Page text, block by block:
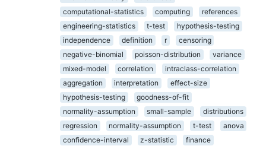
computational-statistics
computing
references
engineering-statistics
t-test
hypothesis-testing
independence
definition r
censoring
negative-binomial
poisson-distribution
variance
mixed-model
correlation
intraclass-correlation
aggregation
interpretation
effect-size
hypothesis-testing
goodness-of-fit
normality-assumption
small-sample
distributions
regression
normality-assumption t-test
anova
confidence-interval
z-statistic
finance